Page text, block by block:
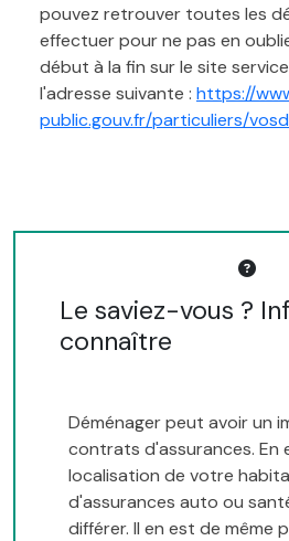
pouvez retrouver toutes les
effectuer pour ne pas en
début à la fin sur le site
l'adresse suivante : https://
public.gouv.fr/particuliers/
Le saviez-vous ?
connaître
Déménager peut avoir un
contrats d'assurances. En
localisation de votre
d'assurances auto ou
différer. Il en est de même